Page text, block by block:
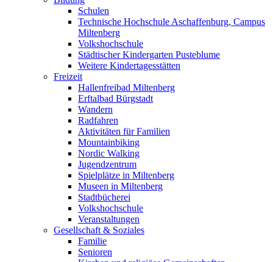
Schulen
Technische Hochschule Aschaffenburg, Campus
Miltenberg
Volkshochschule
Städtischer Kindergarten Pusteblume
Weitere Kindertagesstätten
Freizeit
Hallenfreibad Miltenberg
Erftalbad Bürgstadt
Wandern
Radfahren
Aktivitäten für Familien
Mountainbiking
Nordic Walking
Jugendzentrum
Spielplätze in Miltenberg
Museen in Miltenberg
Stadtbücherei
Volkshochschule
Veranstaltungen
Gesellschaft & Soziales
Familie
Senioren